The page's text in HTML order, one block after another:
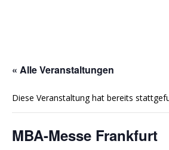
« Alle Veranstaltungen
Diese Veranstaltung hat bereits
MBA-Messe Frankfurt